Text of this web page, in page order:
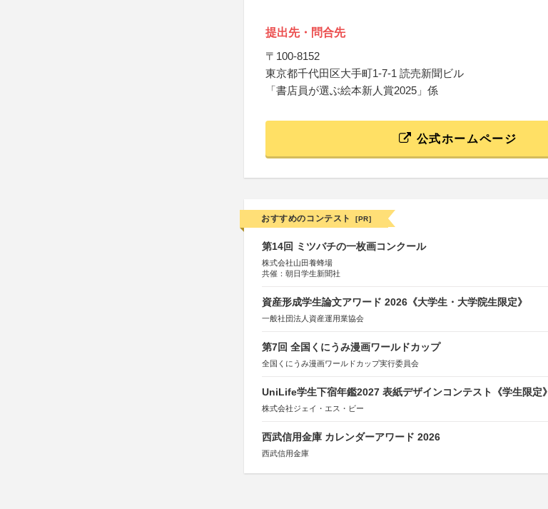
提出先・問合先
〒100-8152
東京都千代田区大手町1-7-1 読売新聞ビル
「書店員が選ぶ絵本新人賞2025」係
公式ホームページ
おすすめのコンテスト [PR]
第14回 ミツバチの一枚画コンクール
株式会社山田養蜂場
共催：朝日学生新聞社
資産形成学生論文アワード 2026《大学生・大学院生限定》
一般社団法人資産運用業協会
第7回 全国くにうみ漫画ワールドカップ
全国くにうみ漫画ワールドカップ実行委員会
UniLife学生下宿年鑑2027 表紙デザインコンテスト《学生限定》
株式会社ジェイ・エス・ビー
西武信用金庫 カレンダーアワード 2026
西武信用金庫